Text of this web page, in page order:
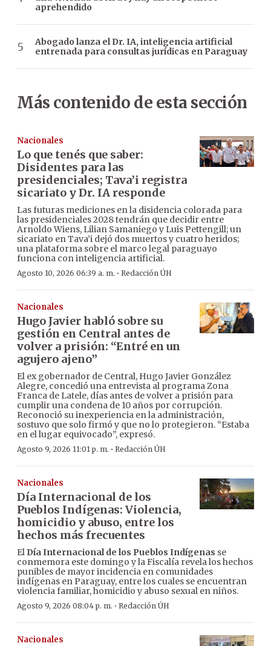
aprehendido
Abogado lanza el Dr. IA, inteligencia artificial
entrenada para consultas jurídicas en Paraguay
Más contenido de esta sección
Nacionales
Lo que tenés que saber:
Disidentes para las
presidenciales; Tava’i registra
sicariato y Dr. IA responde
Las futuras mediciones en la disidencia colorada para
las presidenciales 2028 tendrán que decidir entre
Arnoldo Wiens, Lilian Samaniego y Luis Pettengill; un
sicariato en Tava’i dejó dos muertos y cuatro heridos;
una plataforma sobre el marco legal paraguayo
funciona con inteligencia artificial.
Agosto 10, 2026 06:39 a. m. · Redacción ÚH
Nacionales
Hugo Javier habló sobre su
gestión en Central antes de
volver a prisión: “Entré en un
agujero ajeno”
El ex gobernador de Central, Hugo Javier González
Alegre, concedió una entrevista al programa Zona
Franca de Latele, días antes de volver a prisión para
cumplir una condena de 10 años por corrupción.
Reconoció su inexperiencia en la administración,
sostuvo que solo firmó y que no lo protegieron. “Estaba
en el lugar equivocado”, expresó.
Agosto 9, 2026 11:01 p. m. · Redacción ÚH
Nacionales
Día Internacional de los
Pueblos Indígenas: Violencia,
homicidio y abuso, entre los
hechos más frecuentes
El Día Internacional de los Pueblos Indígenas se
conmemora este domingo y la Fiscalía revela los hechos
punibles de mayor incidencia en comunidades
indígenas en Paraguay, entre los cuales se encuentran
violencia familiar, homicidio y abuso sexual en niños.
Agosto 9, 2026 08:04 p. m. · Redacción ÚH
Nacionales